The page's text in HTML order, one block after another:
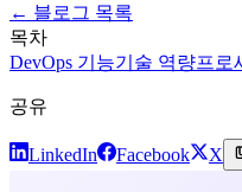
← 블로그 목록
목차
DevOps 기능기술 역량프로
공유
LinkedIn Facebook X